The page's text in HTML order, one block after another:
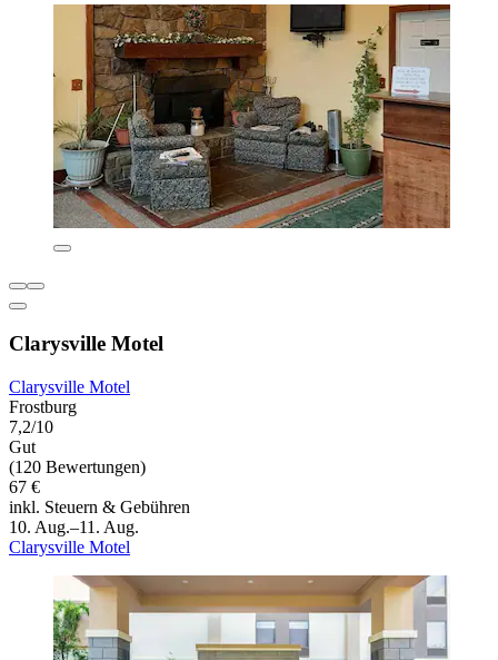
Clarysville Motel
Clarysville Motel
Frostburg
7,2/10
Gut
(120 Bewertungen)
67 €
inkl. Steuern & Gebühren
10. Aug.–11. Aug.
Clarysville Motel